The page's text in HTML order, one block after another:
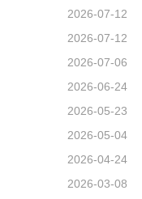
2026-07-12
2026-07-12
2026-07-06
2026-06-24
2026-05-23
2026-05-04
2026-04-24
2026-03-08